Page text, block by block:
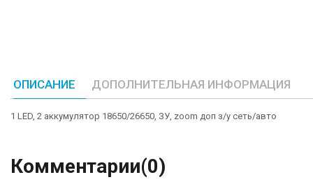
ОПИСАНИЕ ДОПОЛНИТЕЛЬНАЯ ИНФОРМАЦИЯ
1 LED, 2 аккумулятор 18650/26650, ЗУ, zoom доп з/у сеть/авто
Комментарии(0)